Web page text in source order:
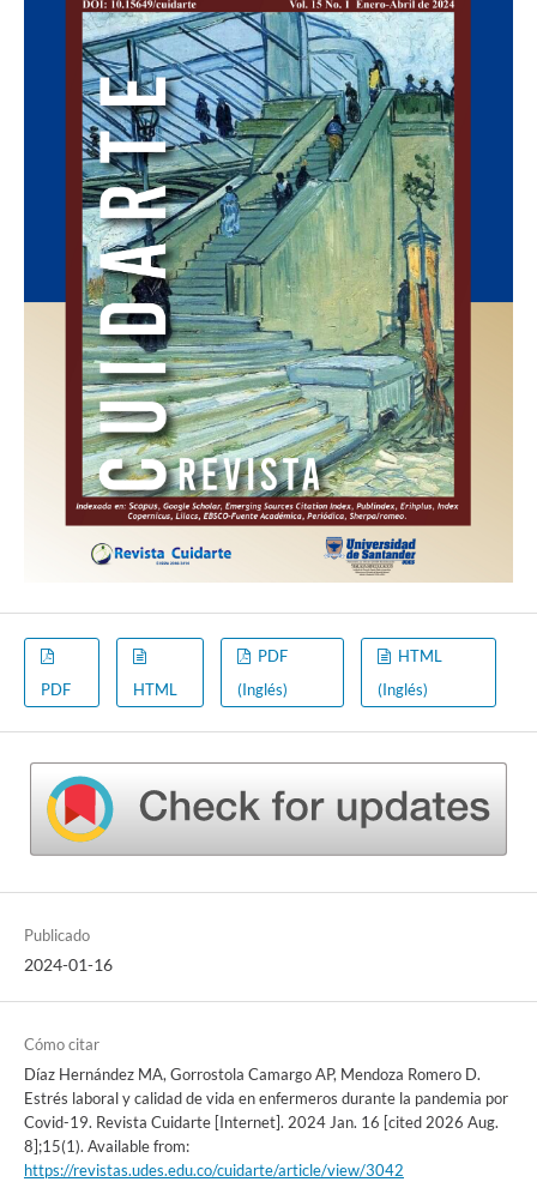
PDF HTML
PDF
(Inglés)
HTML
(Inglés)
Publicado
2024-01-16
Cómo citar
Díaz Hernández MA, Gorrostola Camargo AP, Mendoza Romero D.
Estrés laboral y calidad de vida en enfermeros durante la pandemia por
Covid-19. Revista Cuidarte [Internet]. 2024 Jan. 16 [cited 2026 Aug.
8];15(1). Available from:
https://revistas.udes.edu.co/cuidarte/article/view/3042